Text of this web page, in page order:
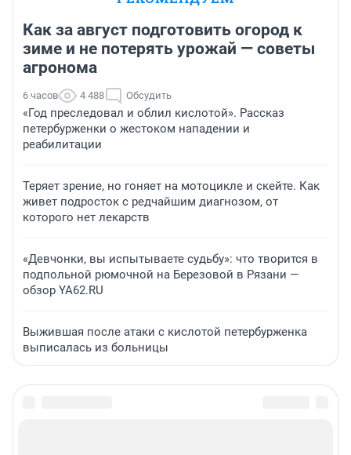
Как за август подготовить огород к
зиме и не потерять урожай — советы
агронома
6 часов 4 488 Обсудить
«Год преследовал и облил кислотой». Рассказ
петербурженки о жестоком нападении и
реабилитации
Теряет зрение, но гоняет на мотоцикле и скейте. Как
живет подросток с редчайшим диагнозом, от
которого нет лекарств
«Девчонки, вы испытываете судьбу»: что творится в
подпольной рюмочной на Березовой в Рязани —
обзор YA62.RU
Выжившая после атаки с кислотой петербурженка
выписалась из больницы